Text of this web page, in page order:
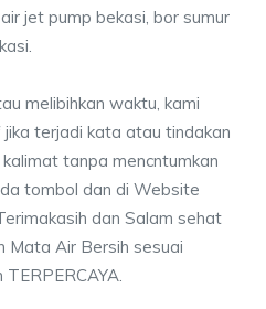
jet pump bekasi, bor sumur
melibihkan waktu, kami
terjadi kata atau tindakan
tanpa mencntumkan
tombol dan di Website
dan Salam sehat
Mata Air Bersih sesuai